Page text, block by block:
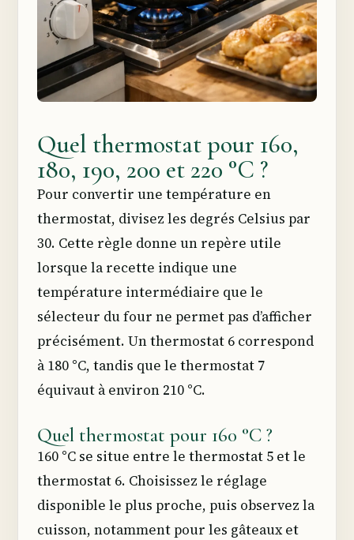
Quel thermostat pour 160,
180, 190, 200 et 220 °C ?
Pour convertir une température en
thermostat, divisez les degrés Celsius par
30. Cette règle donne un repère utile
lorsque la recette indique une
température intermédiaire que le
sélecteur du four ne permet pas d’afficher
précisément. Un thermostat 6 correspond
à 180 °C, tandis que le thermostat 7
équivaut à environ 210 °C.
Quel thermostat pour 160 °C ?
160 °C se situe entre le thermostat 5 et le
thermostat 6. Choisissez le réglage
disponible le plus proche, puis observez la
cuisson, notamment pour les gâteaux et